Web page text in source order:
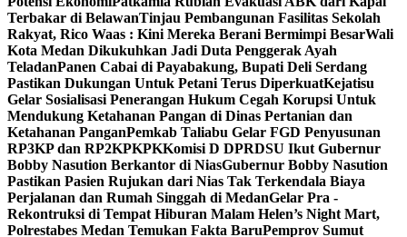
Terbakar di BelawanTinjau Pembangunan Fasilitas Sekolah
Rakyat, Rico Waas : Kini Mereka Berani Bermimpi BesarWali
Kota Medan Dikukuhkan Jadi Duta Penggerak Ayah
TeladanPanen Cabai di Payabakung, Bupati Deli Serdang
Pastikan Dukungan Untuk Petani Terus DiperkuatKejatisu
Gelar Sosialisasi Penerangan Hukum Cegah Korupsi Untuk
Mendukung Ketahanan Pangan di Dinas Pertanian dan
Ketahanan PanganPemkab Taliabu Gelar FGD Penyusunan
RP3KP dan RP2KPKPKKomisi D DPRDSU Ikut Gubernur
Bobby Nasution Berkantor di NiasGubernur Bobby Nasution
Pastikan Pasien Rujukan dari Nias Tak Terkendala Biaya
Perjalanan dan Rumah Singgah di MedanGelar Pra -
Rekontruksi di Tempat Hiburan Malam Helen’s Night Mart,
Polrestabes Medan Temukan Fakta BaruPemprov Sumut